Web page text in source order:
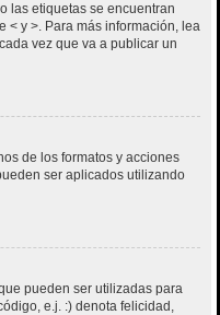
las etiquetas se encuentran
< y >. Para más información, lea
vez que va a publicar un
de los formatos y acciones
ser aplicados utilizando
pueden ser utilizadas para
e.j. :) denota felicidad,